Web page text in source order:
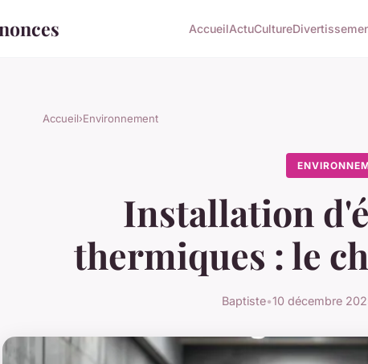
AccueilActuCulture
Accueil›Environnement
Installation
thermiques : le
Baptiste•10 décembre